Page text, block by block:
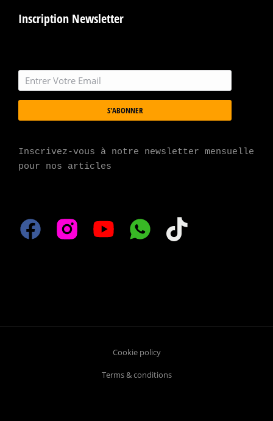
Inscription Newsletter
S'ABONNER
Inscrivez-vous à notre newsletter mensuelle
pour nos articles
Cookie policy
Terms & conditions